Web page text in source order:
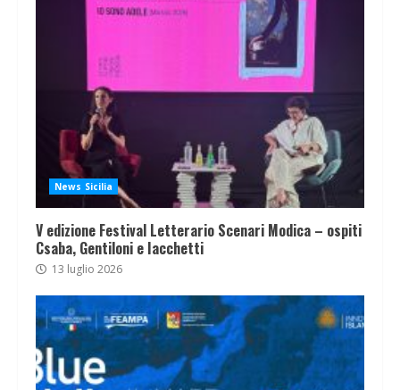
News Sicilia
V edizione Festival Letterario Scenari Modica – ospiti
Csaba, Gentiloni e Iacchetti
13 luglio 2026